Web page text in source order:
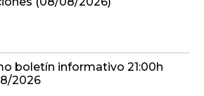
boletín informativo 21:00h
2026